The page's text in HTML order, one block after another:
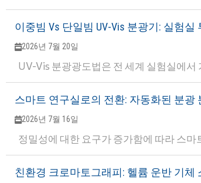
이중빔 Vs 단일빔 UV-Vis 분광기: 실험
2026년 7월 20일
UV-Vis 분광광도법은 전 세계 실험실에서
스마트 연구실로의 전환: 자동화된 분광
2026년 7월 16일
정밀성에 대한 요구가 증가함에 따라 스
친환경 크로마토그래피: 헬륨 운반 기체